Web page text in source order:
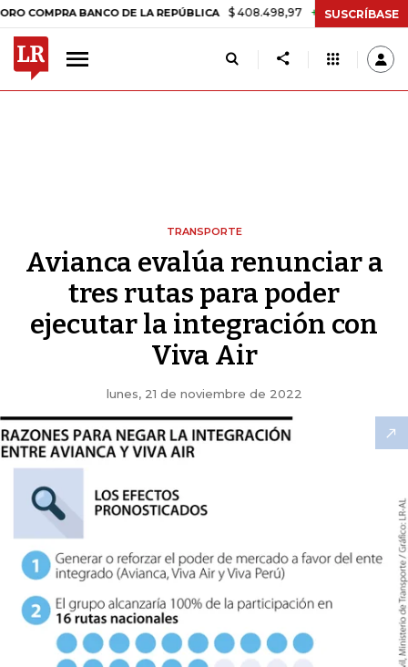
BANCO DE LA REPÚBLICA $ 408.498,97 +$ 8.753,81 +2,19%
SUSCRÍBASE
TRANSPORTE
Avianca evalúa renunciar a
tres rutas para poder
ejecutar la integración con
Viva Air
lunes, 21 de noviembre de 2022